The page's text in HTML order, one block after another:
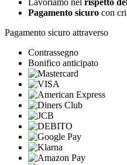
Lavoriamo nel rispetto
Pagamento sicuro con
Pagamento sicuro attraverso
Contrassegno
Bonifico anticipato